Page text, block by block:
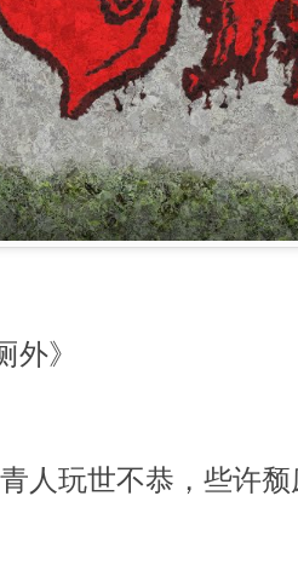
》
玩世不恭，些许颓